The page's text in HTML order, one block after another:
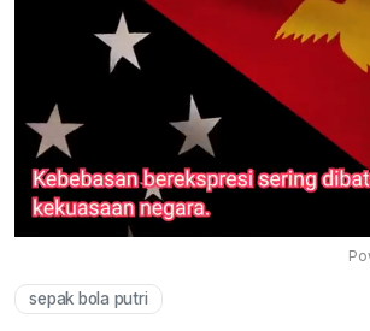
sepak bola putri